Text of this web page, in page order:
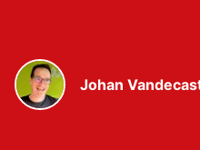
Johan